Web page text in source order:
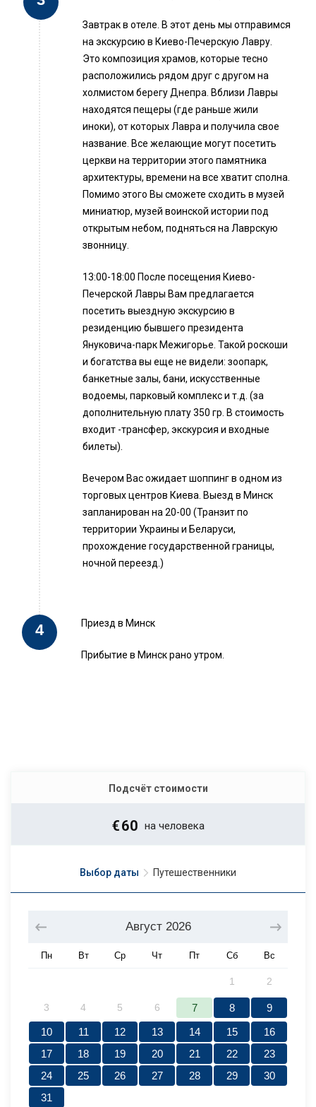
Завтрак в отеле. В этот день мы отправимся
на экскурсию в Киево-Печерскую Лавру.
Это композиция храмов, которые тесно
расположились рядом друг с другом на
холмистом берегу Днепра. Вблизи Лавры
находятся пещеры (где раньше жили
иноки), от которых Лавра и получила свое
название. Все желающие могут посетить
церкви на территории этого памятника
архитектуры, времени на все хватит сполна.
Помимо этого Вы сможете сходить в музей
миниатюр, музей воинской истории под
открытым небом, подняться на Лаврскую
звонницу.
13:00-18:00 После посещения Киево-
Печерской Лавры Вам предлагается
посетить выездную экскурсию в
резиденцию бывшего президента
Януковича-парк Межигорье. Такой роскоши
и богатства вы еще не видели: зоопарк,
банкетные залы, бани, искусственные
водоемы, парковый комплекс и т.д. (за
дополнительную плату 350 гр. В стоимость
входит -трансфер, экскурсия и входные
билеты).
Вечером Вас ожидает шоппинг в одном из
торговых центров Киева. Выезд в Минск
запланирован на 20-00 (Транзит по
территории Украины и Беларуси,
прохождение государственной границы,
ночной переезд.)
Приезд в Минск
Прибытие в Минск рано утром.
Подсчёт стоимости
€60 на человека
Выбор даты Путешественники
Август 2026
Пн Вт Ср Чт Пт Сб Вс
1 2
3 4 5 6 7 8
9
10
11 12 13 14 15
16
17
18 19 20 21 22
23
24
25 26 27 28 29
30
31